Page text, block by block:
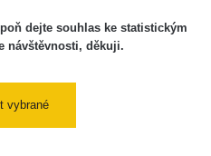
dejte souhlas ke statistickým
návštěvnosti, děkuji.
vybrané